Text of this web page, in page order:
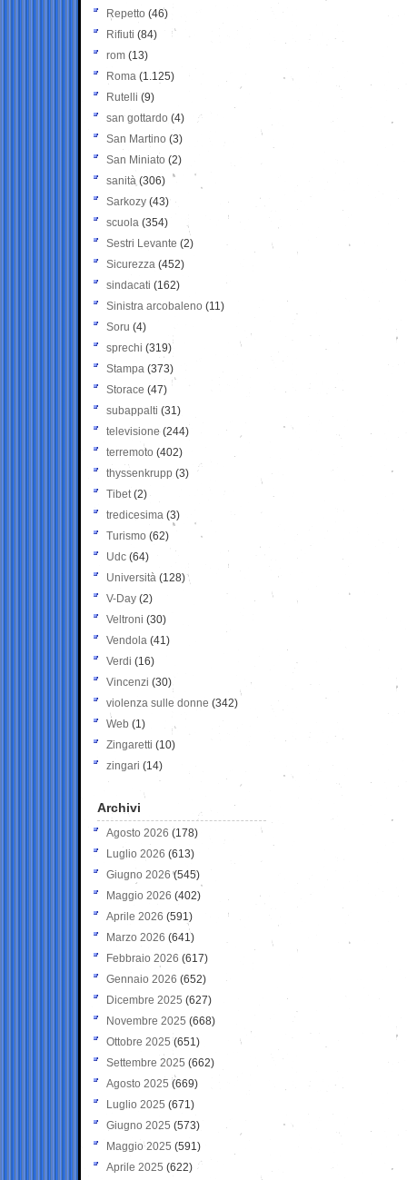
Repetto (46)
Rifiuti (84)
rom (13)
Roma (1.125)
Rutelli (9)
san gottardo (4)
San Martino (3)
San Miniato (2)
sanità (306)
Sarkozy (43)
scuola (354)
Sestri Levante (2)
Sicurezza (452)
sindacati (162)
Sinistra arcobaleno (11)
Soru (4)
sprechi (319)
Stampa (373)
Storace (47)
subappalti (31)
televisione(244)
terremoto (402)
thyssenkrupp (3)
Tibet(2)
tredicesima (3)
Turismo (62)
Udc (64)
Università (128)
V-Day (2)
Veltroni (30)
Vendola (41)
Verdi (16)
Vincenzi (30)
violenza sulle donne (342)
Web (1)
Zingaretti (10)
zingari (14)
Archivi
Agosto 2026 (178)
Luglio 2026 (613)
Giugno 2026 (545)
Maggio 2026 (402)
Aprile 2026 (591)
Marzo 2026 (641)
Febbraio 2026 (617)
Gennaio 2026 (652)
Dicembre 2025 (627)
Novembre 2025 (668)
Ottobre 2025 (651)
Settembre 2025 (662)
Agosto 2025 (669)
Luglio 2025 (671)
Giugno 2025 (573)
Maggio 2025 (591)
Aprile 2025 (622)